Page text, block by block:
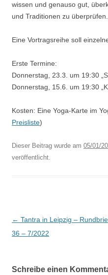
wissen und genauso gut,
und Traditionen zu überprüfen.
Eine Vortragsreihe soll
Erste Termine:
Donnerstag, 23.3. um 19:30
Donnerstag, 15.6. um 19:30
Kosten: Eine Yoga-Karte im
Preisliste)
Dieser Beitrag wurde am 05/01/
veröffentlicht.
Beitragsnavigation
← Tantra in Leipzig –
36 – 7/2022
Schreibe einen